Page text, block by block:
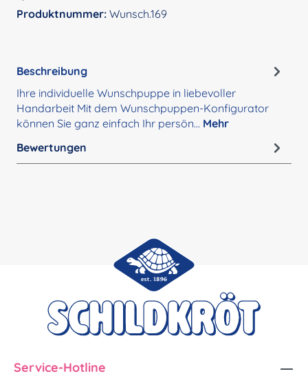
Produktnummer: Wunsch.169
Beschreibung
Ihre individuelle Wunschpuppe in liebevoller
Handarbeit Mit dem Wunschpuppen-Konfigurator
können Sie ganz einfach Ihr persön… Mehr
Bewertungen
Service-Hotline